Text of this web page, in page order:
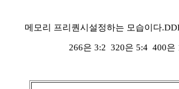
메모리 프리퀀시설정하는 모습이다
266은 3:2 320은 5:4 400은